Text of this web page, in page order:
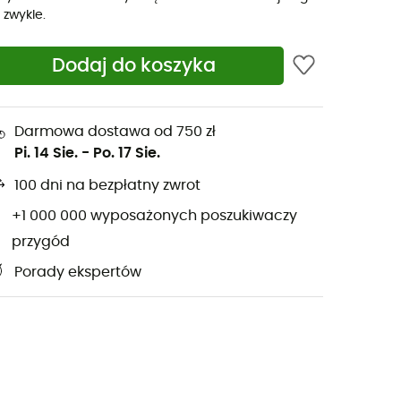
zwykle.
Dodaj do koszyka
Darmowa dostawa od 750 zł
Pi. 14 Sie. - Po. 17 Sie.
100 dni na bezpłatny zwrot
+1 000 000 wyposażonych poszukiwaczy
przygód
Porady ekspertów